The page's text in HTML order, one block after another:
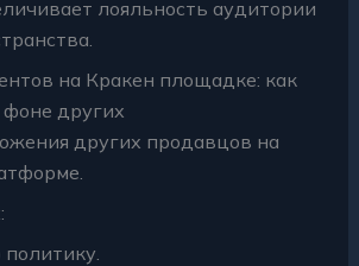
лояльность аудитории
на Кракен площадке: как
других
других продавцов на